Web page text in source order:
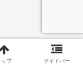
ップ サイドバー